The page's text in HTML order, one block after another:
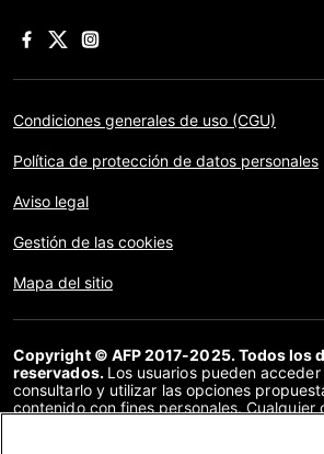
Condiciones generales de uso (CGU)
Política de protección de datos personales
Aviso legal
Gestión de las cookies
Mapa del sitio
Copyright © AFP 2017-2025. Todos los
reservados. Los usuarios pueden acceder
consultarlo y utilizar las opciones
contenido con fines personales. Cualquier
distribución del contenido de este sitio,